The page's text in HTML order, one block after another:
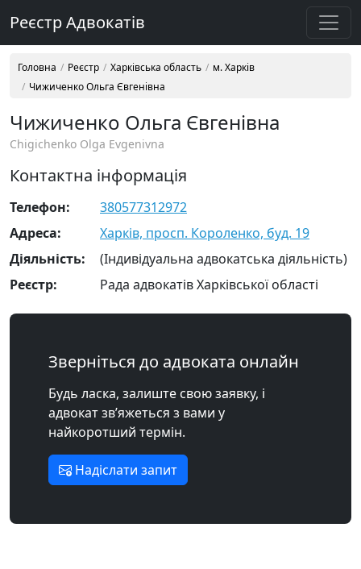
Реєстр Адвокатів
Головна Реєстр Харківська область
м. Харків
Чижиченко Ольга Євгенівна
Чижиченко Ольга Євгенівна
Chigichenko Olga Evgenivna
Контактна інформація
Телефон:
380577312972
Адреса:
Харків, просп. Короленко, буд. 19
Діяльність:
(Індивідуальна адвокатська діяльність)
Реєстр:
Рада адвокатів Харківської області
Зверніться до адвоката онлайн
Будь ласка, залиште свою заявку, і
адвокат зв’яжеться з вами у
найкоротший термін.
Надіслати запит